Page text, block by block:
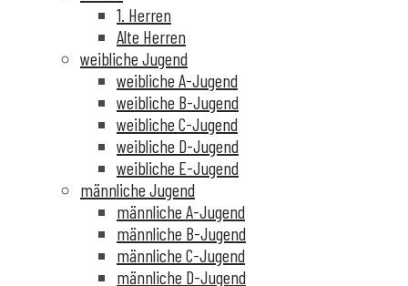
1. Herren
Alte Herren
weibliche Jugend
weibliche A-Jugend
weibliche B-Jugend
weibliche C-Jugend
weibliche D-Jugend
weibliche E-Jugend
männliche Jugend
männliche A-Jugend
männliche B-Jugend
männliche C-Jugend
männliche D-Jugend